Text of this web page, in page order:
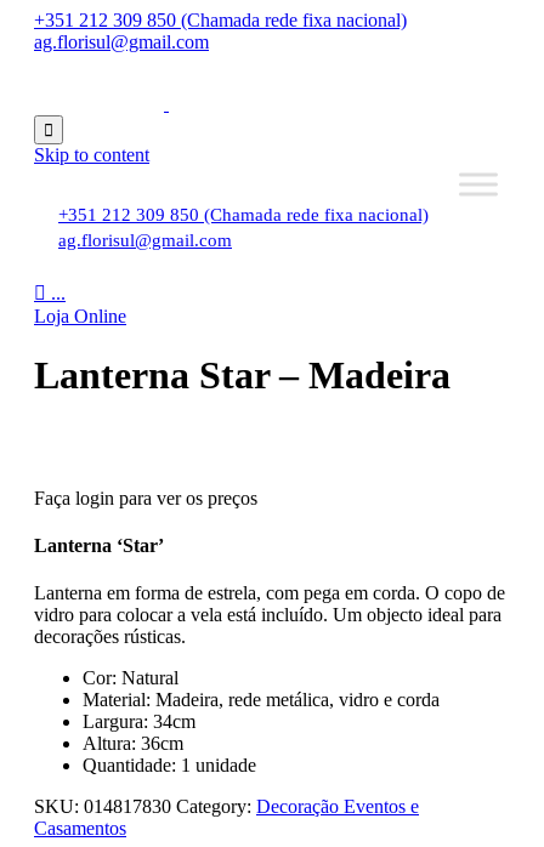
+351 212 309 850 (Chamada rede fixa nacional)
ag.florisul@gmail.com

Skip to content
+351 212 309 850 (Chamada rede fixa nacional)
ag.florisul@gmail.com
 ...
Loja Online
Lanterna Star – Madeira
Faça login para ver os preços
Lanterna ‘Star’
Lanterna em forma de estrela, com pega em corda. O copo de
vidro para colocar a vela está incluído. Um objecto ideal para
decorações rústicas.
Cor: Natural
Material: Madeira, rede metálica, vidro e corda
Largura: 34cm
Altura: 36cm
Quantidade: 1 unidade
SKU: 014817830 Category: Decoração Eventos e
Casamentos